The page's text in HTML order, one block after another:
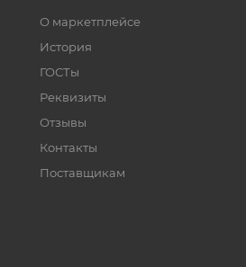
О маркетплейсе
История
ГОСТы
Реквизиты
Отзывы
Контакты
Поставщикам